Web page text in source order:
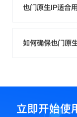
也门原生IP适合
如何确保也门原
立即开始使